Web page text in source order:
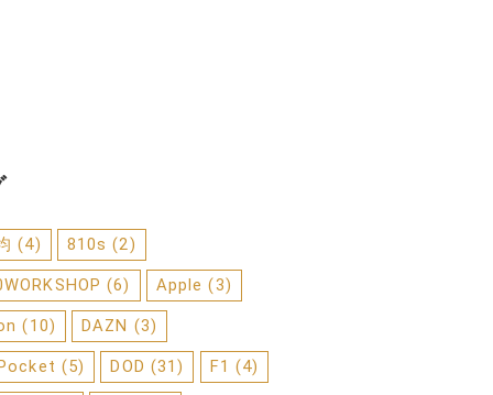
(4) 810s (2)
(6) Apple (3)
(10) DAZN (3)
(5) DOD (31) F1 (4)